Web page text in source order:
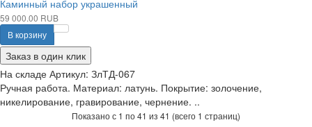
Каминный набор украшенный
59 000.00 RUB
В корзину
Заказ в один клик
На складе Артикул: ЗлТД-067
Ручная работа. Материал: латунь. Покрытие: золочение,
никелирование, гравирование, чернение. ..
Показано с 1 по 41 из 41 (всего 1 страниц)